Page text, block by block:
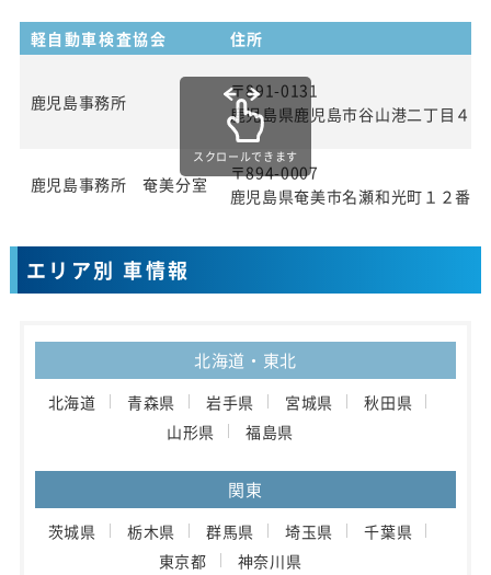
軽自動車検査協会 住所
鹿児島事務所
〒891-0131
鹿児島県鹿児島市谷山港二丁目４
鹿児島事務所 奄美分室
〒894-0007
鹿児島県奄美市名瀬和光町１２番
スクロールできます
エリア別 車情報
北海道・東北
北海道 青森県 岩手県 宮城県
秋田県
山形県
福島県
関東
茨城県 栃木県 群馬県 埼玉県
千葉県
東京都
神奈川県